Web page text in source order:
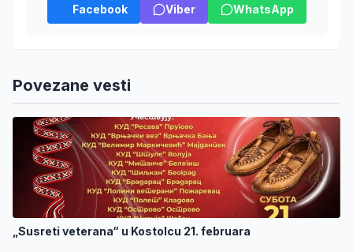
Facebook Viber WhatsApp
Povezane vesti
„Susreti veterana“ u Kostolcu 21. februara